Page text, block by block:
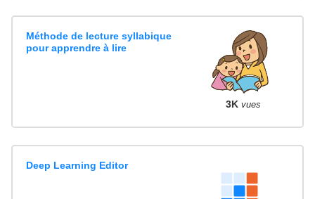
Méthode de lecture syllabique
pour apprendre à lire
3K vues
Deep Learning Editor